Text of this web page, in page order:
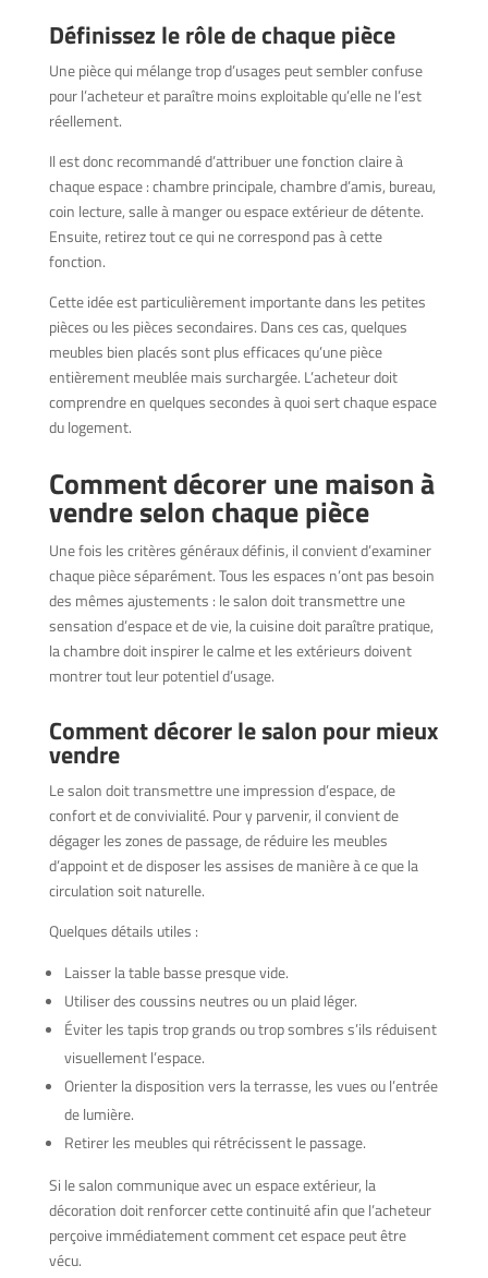
Définissez le rôle de chaque pièce
Une pièce qui mélange trop d’usages peut sembler confuse
pour l’acheteur et paraître moins exploitable qu’elle ne l’est
réellement.
Il est donc recommandé d’attribuer une fonction claire à
chaque espace : chambre principale, chambre d’amis, bureau,
coin lecture, salle à manger ou espace extérieur de détente.
Ensuite, retirez tout ce qui ne correspond pas à cette
fonction.
Cette idée est particulièrement importante dans les petites
pièces ou les pièces secondaires. Dans ces cas, quelques
meubles bien placés sont plus efficaces qu’une pièce
entièrement meublée mais surchargée. L’acheteur doit
comprendre en quelques secondes à quoi sert chaque espace
du logement.
Comment décorer une maison à
vendre selon chaque pièce
Une fois les critères généraux définis, il convient d’examiner
chaque pièce séparément. Tous les espaces n’ont pas besoin
des mêmes ajustements : le salon doit transmettre une
sensation d’espace et de vie, la cuisine doit paraître pratique,
la chambre doit inspirer le calme et les extérieurs doivent
montrer tout leur potentiel d’usage.
Comment décorer le salon pour mieux
vendre
Le salon doit transmettre une impression d’espace, de
confort et de convivialité. Pour y parvenir, il convient de
dégager les zones de passage, de réduire les meubles
d’appoint et de disposer les assises de manière à ce que la
circulation soit naturelle.
Quelques détails utiles :
Laisser la table basse presque vide.
Utiliser des coussins neutres ou un plaid léger.
Éviter les tapis trop grands ou trop sombres s’ils réduisent
visuellement l’espace.
Orienter la disposition vers la terrasse, les vues ou l’entrée
de lumière.
Retirer les meubles qui rétrécissent le passage.
Si le salon communique avec un espace extérieur, la
décoration doit renforcer cette continuité afin que l’acheteur
perçoive immédiatement comment cet espace peut être
vécu.